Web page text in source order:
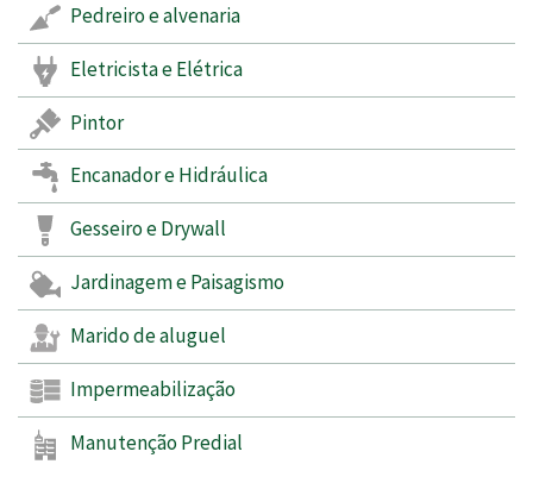
Pedreiro e alvenaria
Eletricista e Elétrica
Pintor
Encanador e Hidráulica
Gesseiro e Drywall
Jardinagem e Paisagismo
Marido de aluguel
Impermeabilização
Manutenção Predial